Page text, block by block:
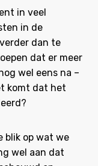
in veel
in de
dan te
dat er meer
wel eens na –
komt dat het
blik op wat we
wel aan dat